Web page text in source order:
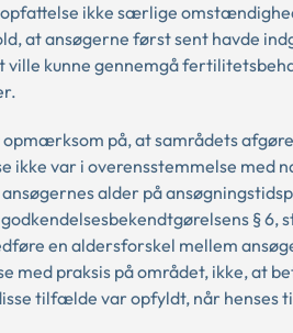
ikke særlige
at ansøgerne først sent havde
kunne gennemgå
på, at samrådets
var i overensstemmelse med
alder på
§ 6,
en aldersforskel mellem
med praksis på området, ikke, at
tilfælde var opfyldt, når